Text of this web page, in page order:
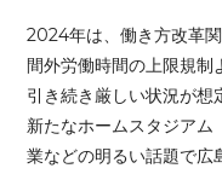
2024年は、働き方改革
間外労働時間の上限規制
引き続き厳しい状況が
新たなホームスタジアム
業などの明るい話題で広